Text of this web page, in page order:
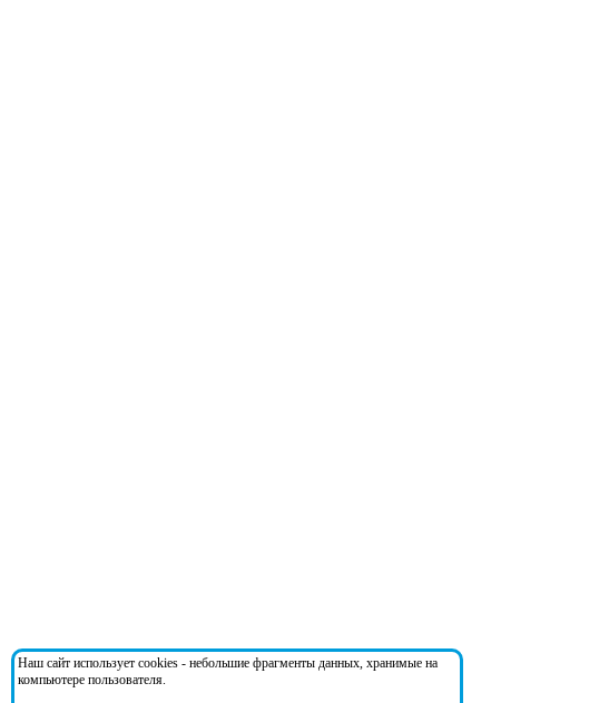
Наш сайт использует cookies - небольшие фрагменты данных, хранимые на
компьютере пользователя.